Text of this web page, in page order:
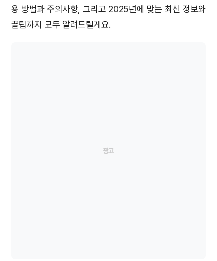
용 방법과 주의사항, 그리고 2025년에 맞는 최신 정보와
꿀팁까지 모두 알려드릴게요.